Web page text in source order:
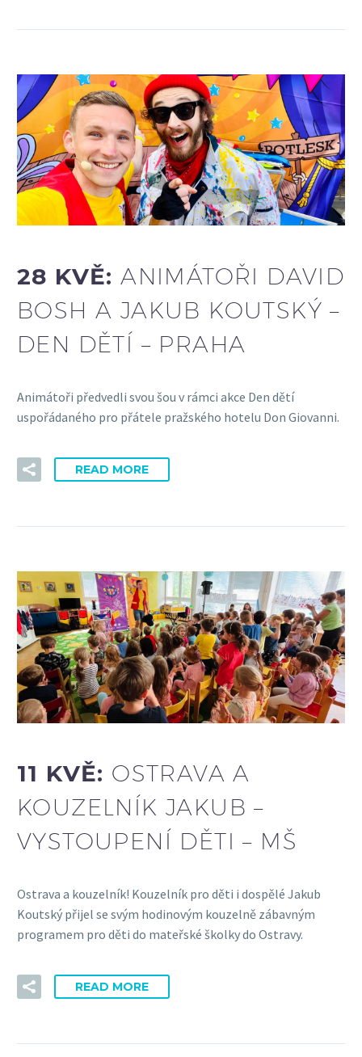
28 KVĚ:ANIMÁTOŘI DAVID
BOSH A JAKUB KOUTSKÝ –
DEN DĚTÍ – PRAHA
Animátoři předvedli svou šou v rámci akce Den dětí
uspořádaného pro přátele pražského hotelu Don Giovanni.
READ MORE
11 KVĚ: OSTRAVA A
KOUZELNÍK JAKUB –
VYSTOUPENÍ DĚTI – MŠ
Ostrava a kouzelník! Kouzelník pro děti i dospělé Jakub
Koutský přijel se svým hodinovým kouzelně zábavným
programem pro děti do mateřské školky do Ostravy.
READ MORE